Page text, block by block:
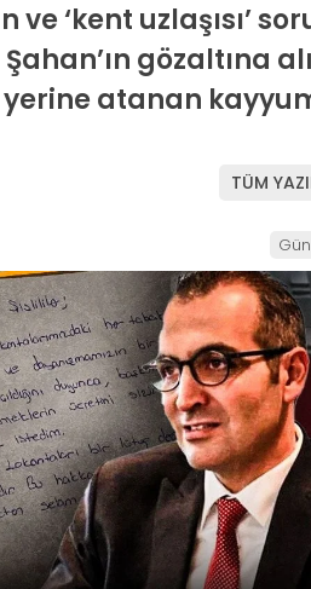
‘kent uzlaşısı’
gözaltına
yerine atanan
TÜM